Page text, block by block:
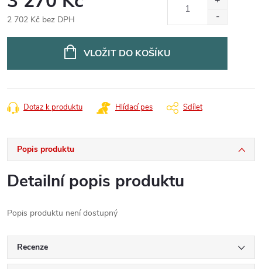
2 702 Kč bez DPH
VLOŽIT DO KOŠÍKU
Dotaz k produktu Hlídací pes Sdílet
Popis produktu
Detailní popis produktu
Popis produktu není dostupný
Recenze